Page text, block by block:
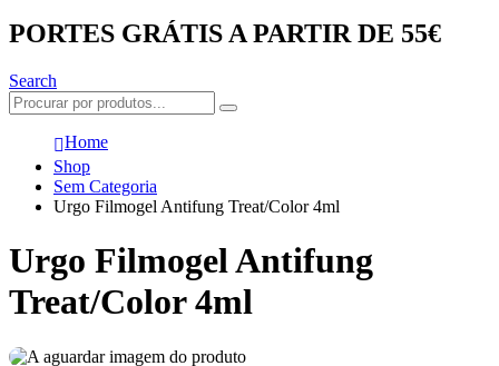
PORTES GRÁTIS A PARTIR DE 55€
Search
Home
Shop
Sem Categoria
Urgo Filmogel Antifung Treat/Color 4ml
Urgo Filmogel Antifung
Treat/Color 4ml